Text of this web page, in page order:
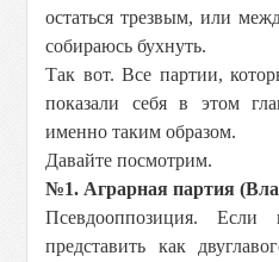
остаться трезвым, или
собираюсь бухнуть.
Так вот. Все партии,
показали себя в этом
именно таким образом.
Давайте посмотрим.
№1. Аграрная партия
Псевдооппозиция. Если
представить как